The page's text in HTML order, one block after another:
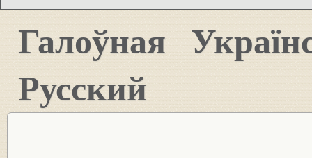
Галоўная
Русский